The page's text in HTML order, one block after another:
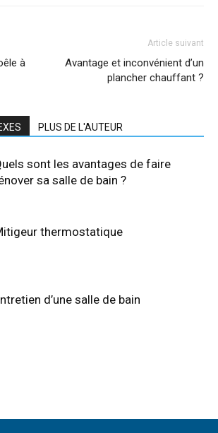
à
Article suivant
Avantage et inconvénient d’un
plancher chauffant ?
PLUS DE L'AUTEUR
sont les avantages de faire
sa salle de bain ?
thermostatique
d’une salle de bain